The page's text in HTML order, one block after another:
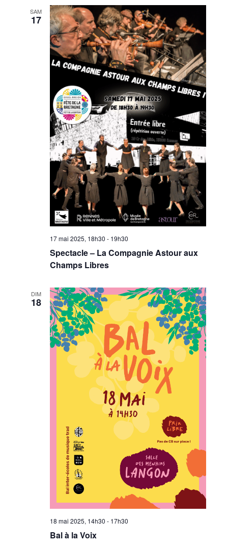
SAM
17
17 mai 2025, 18h30 - 19h30
Spectacle – La Compagnie Astour aux
Champs Libres
DIM
18
18 mai 2025, 14h30 - 17h30
Bal à la Voix